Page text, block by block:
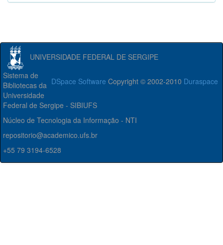
UNIVERSIDADE FEDERAL DE SERGIPE
DSpace Software Copyright © 2002-2010 Duraspace
Sistema de
Bibliotecas da
Universidade
Federal de Sergipe - SIBIUFS
Núcleo de Tecnologia da Informação - NTI
repositorio@academico.ufs.br
+55 79 3194-6528